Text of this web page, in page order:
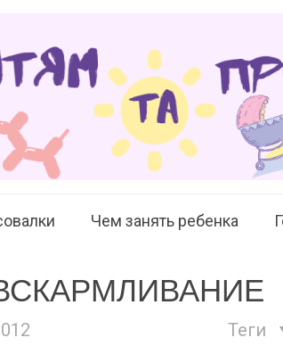
Чем занять ребенка
Теги